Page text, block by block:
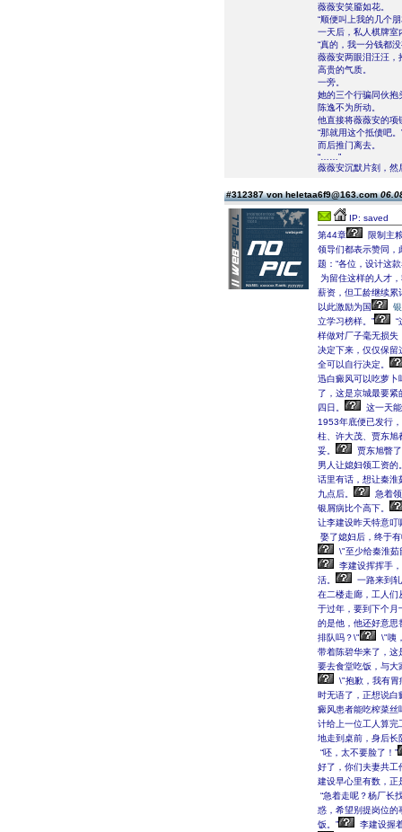
薇薇安笑靥如花。
“顺便叫上我的几个朋
一天后，私人棋牌室
“真的，我一分钱都
薇薇安两眼泪汪汪，
高贵的气质。
一旁。
她的三个行骗同伙抱
陈逸不为所动。
他直接将薇薇安的项
“那就用这个抵债吧。
而后推门离去。
“……”
薇薇安沉默片刻，然
#312387 von heletaa6f9@163.com
IP: saved
第44章
限制主
领导们都表示赞同，
题：“各位，设计这
为留住这样的人才
薪资，但工龄继续累
以此激励为国
立学习榜样。”
“
样做对厂子毫无损失
决定下来，仅仅保留
全可以自行决定。
迅白癜风可以吃萝卜
了，这是京城最要
四日。
这一天
1953年底便已发行
柱、许大茂、贾东旭
妥。
贾东旭瞥
男人让媳妇领工资的
话里有话，想让秦淮
九点后。
急着
银屑病比个高下。
让李建设昨天特意叮
娶了媳妇后，终于
\"至少给秦淮茹
李建设挥挥手
活。
一路来到
在二楼走廊，工人们
于过年，要到下个月
的是他，他还好意思
排队吗？\"
\"咦
带着陈碧华来了，这
要去食堂吃饭，与大
\"抱歉，我有胃
时无语了，正想说白
癜风患者能吃榨菜丝
计给上一位工人算完
地走到桌前，身后长
“呸，太不要脸了！”
好了，你们夫妻共工
建设早心里有数，正
“急着走呢？杨厂长
惑，希望别提岗位的
饭。”
李建设握